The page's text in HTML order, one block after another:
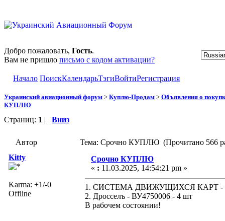
Добро пожаловать, Гость.
Вам не пришло письмо с кодом активации?
Начало ПоискКалендарьТэгиВойтиРегистрация
Украинский авиационный форум > Куплю-Продам > Объявления о
КУПЛЮ
Страниц: 1 | Вниз
Автор
Тема: Срочно КУПЛЮ (Прочитано 566
Kitty
Karma: +1/-0
Offline
Срочно КУПЛЮ
« : 11.03.2025, 14:54:21 pm »
1. СИСТЕМА ДВИЖУЩИХСЯ КАРТ -
2. Дросселъ - ВУ4750006 - 4 шт
В рабочем состоянии!